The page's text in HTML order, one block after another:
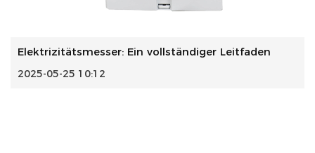
Elektrizitätsmesser: Ein vollständiger Leitfaden
2025-05-25 10:12